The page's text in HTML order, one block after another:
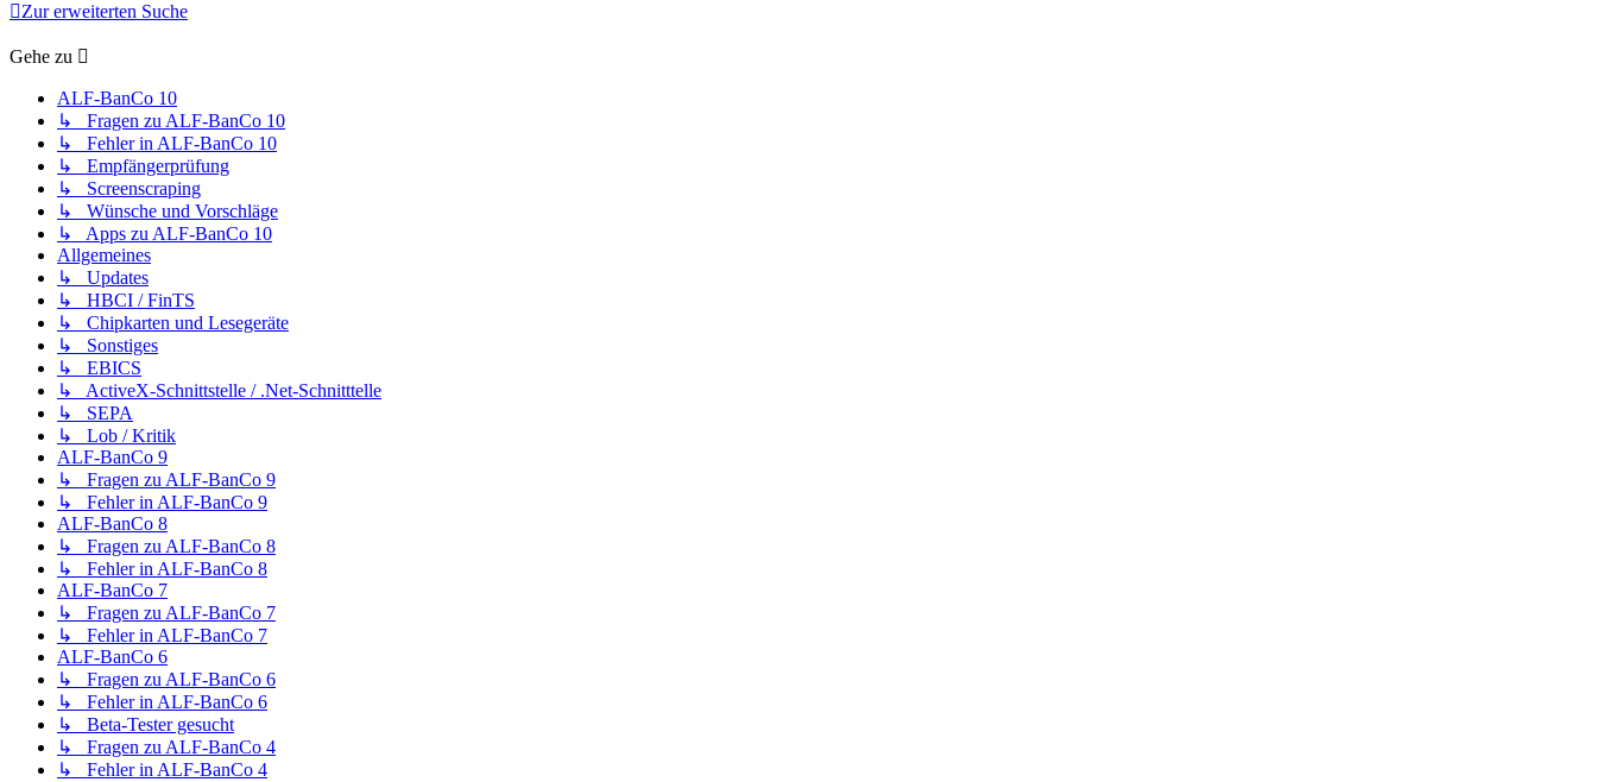
Zur erweiterten Suche
Gehe zu
ALF-BanCo 10
↳ Fragen zu ALF-BanCo 10
↳ Fehler in ALF-BanCo 10
↳ Empfängerprüfung
↳ Screenscraping
↳ Wünsche und Vorschläge
↳ Apps zu ALF-BanCo 10
Allgemeines
↳ Updates
↳ HBCI / FinTS
↳ Chipkarten und Lesegeräte
↳ Sonstiges
↳ EBICS
↳ ActiveX-Schnittstelle / .Net-Schnitttelle
↳ SEPA
↳ Lob / Kritik
ALF-BanCo 9
↳ Fragen zu ALF-BanCo 9
↳ Fehler in ALF-BanCo 9
ALF-BanCo 8
↳ Fragen zu ALF-BanCo 8
↳ Fehler in ALF-BanCo 8
ALF-BanCo 7
↳ Fragen zu ALF-BanCo 7
↳ Fehler in ALF-BanCo 7
ALF-BanCo 6
↳ Fragen zu ALF-BanCo 6
↳ Fehler in ALF-BanCo 6
↳ Beta-Tester gesucht
↳ Fragen zu ALF-BanCo 4
↳ Fehler in ALF-BanCo 4